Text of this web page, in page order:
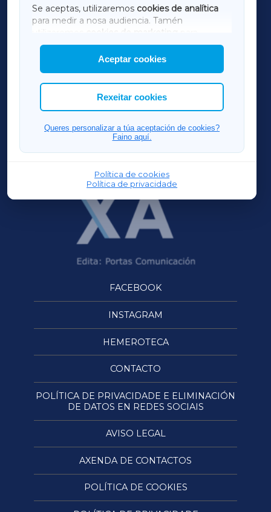
Se aceptas, utilizaremos cookies de analítica
para medir a nosa audiencia. Tamén
utilizaremos
cookies de marketing
mostrar publicidade de terceiros.
Así mesmo, podes personalizar a elección das
cookies que desexas permitir.
Aceptar cookies
Rexeitar cookies
Queres personalizar a túa aceptación de cookies?
Faino aquí.
Política de cookies
Política de privacidade
AMARIÑAXA
RIBEIRASACRAXA
ACORUÑAXA
FERROLXA
OURENSEXA
FACEBOOK
INSTAGRAM
HEMEROTECA
CONTACTO
POLÍTICA DE PRIVACIDADE E ELIMINACIÓN
DE DATOS EN REDES SOCIAIS
AVISO LEGAL
AXENDA DE CONTACTOS
POLÍTICA DE COOKIES